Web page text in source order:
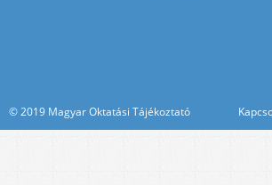
© 2019 Magyar Oktatási Tájékoztató